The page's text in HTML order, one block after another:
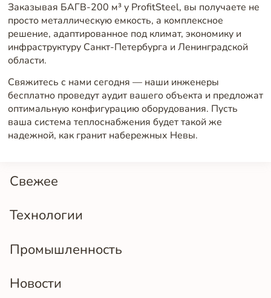
Свежее
Технологии
Промышленность
Новости
Заказывая БАГВ-200 м³ у ProfitSteel, вы получаете не
просто металлическую емкость, а комплексное
решение, адаптированное под климат, экономику и
инфраструктуру Санкт-Петербурга и Ленинградской
области.
Свяжитесь с нами сегодня — наши инженеры
бесплатно проведут аудит вашего объекта и предложат
оптимальную конфигурацию оборудования. Пусть
ваша система теплоснабжения будет такой же
надежной, как гранит набережных Невы.